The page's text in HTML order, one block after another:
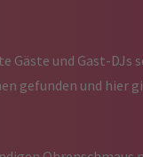
und Gast-DJs
gefunden und hier